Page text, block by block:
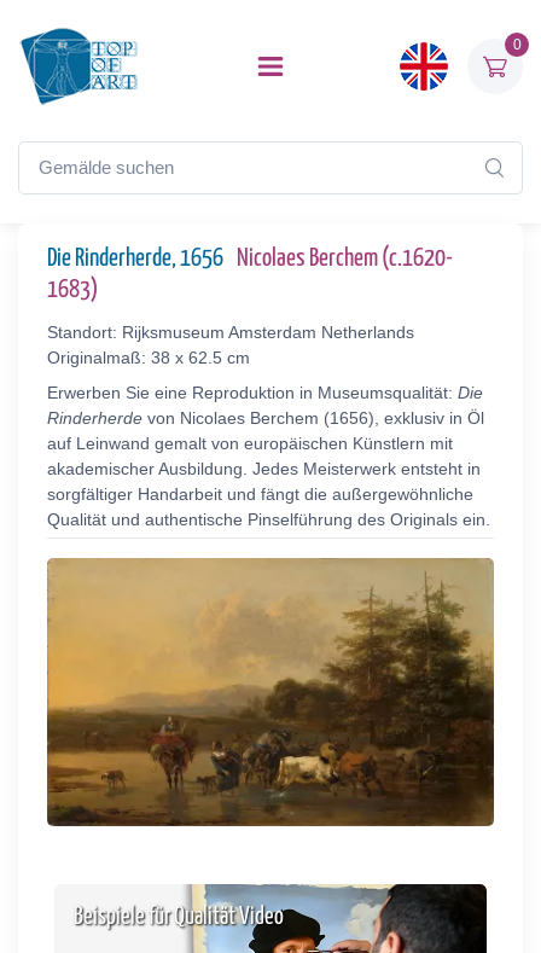
0
Die Rinderherde, 1656
Nicolaes Berchem (c.1620-
1683)
Standort: Rijksmuseum Amsterdam Netherlands
Originalmaß: 38 x 62.5 cm
Erwerben Sie eine Reproduktion in Museumsqualität: Die
Rinderherde von Nicolaes Berchem (1656), exklusiv in Öl
auf Leinwand gemalt von europäischen Künstlern mit
akademischer Ausbildung. Jedes Meisterwerk entsteht in
sorgfältiger Handarbeit und fängt die außergewöhnliche
Qualität und authentische Pinselführung des Originals ein.
Beispiele für Qualität Video